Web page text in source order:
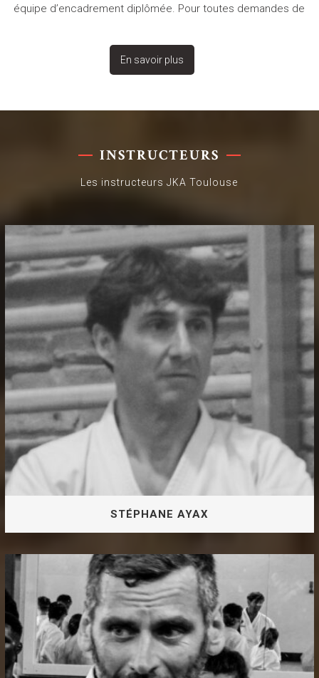
équipe d’encadrement diplômée. Pour toutes demandes de
En savoir plus
INSTRUCTEURS
Les instructeurs JKA Toulouse
STÉPHANE AYAX
5e DAN JKA Responsable Technique Régional FJKA
Instructeur Diplômé d’Etat 1er degré
STÉPHANE AYAX